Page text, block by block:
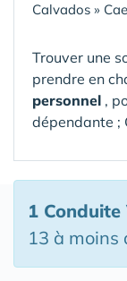
Calvados »
Trouver une
prendre en
personnel ,
dépendante ;
1 Conduite
13 à moins